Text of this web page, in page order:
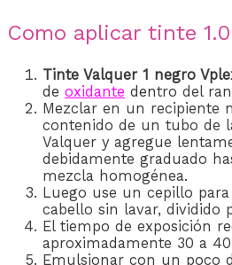
Como aplicar tinte
Tinte Valquer 1 negro
de oxidante dentro del
Mezclar en un recipiente
contenido de un tubo de
Valquer y agregue
debidamente graduado
mezcla homogénea.
Luego use un cepillo
cabello sin lavar, dividido
El tiempo de exposición
aproximadamente 30 a
Emulsionar con un poco